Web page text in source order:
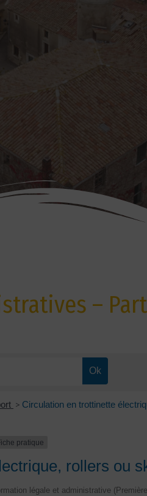
–
> Circulation en trottinette
pratique
rollers ou
légale et administrative